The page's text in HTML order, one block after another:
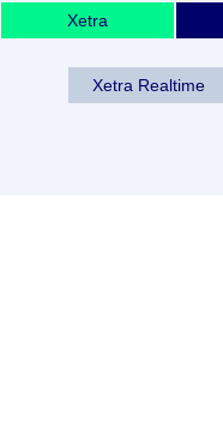
Xetra
Xetra Realtime